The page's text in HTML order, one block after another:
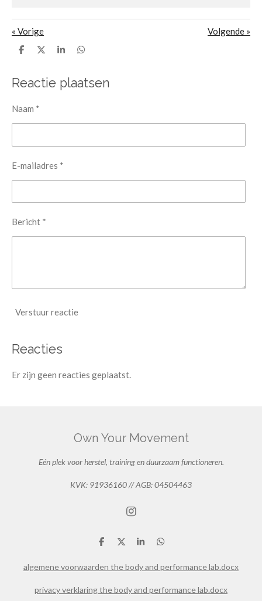
« Vorige Volgende »
D
e
n
D
l
S
r
e
D
e
n
Reactie plaatsen
Naam *
E-mailadres *
Bericht *
Verstuur reactie
Reacties
Er zijn geen reacties geplaatst.
Own Your Movement
Eén plek voor herstel, training en duurzaam functioneren.
KVK: 91936160 // AGB: 04504463
I
g
a
D
e
D
l
S
r
D
e
algemene voorwaarden the body and performance lab.docx
privacy verklaring the body and performance lab.docx